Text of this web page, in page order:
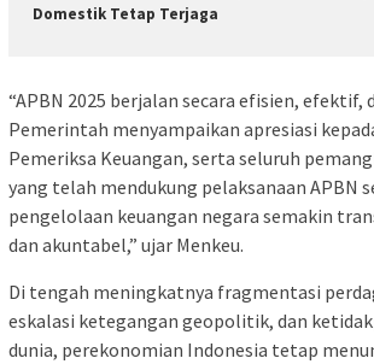
Domestik Tetap Terjaga
“APBN 2025 berjalan secara efisien, efektif,
Pemerintah menyampaikan apresiasi
Pemeriksa Keuangan, serta seluruh
yang telah mendukung pelaksanaan APBN
pengelolaan keuangan negara semakin
dan akuntabel,” ujar Menkeu.
Di tengah meningkatnya fragmentasi
eskalasi ketegangan geopolitik, dan
dunia, perekonomian Indonesia tetap